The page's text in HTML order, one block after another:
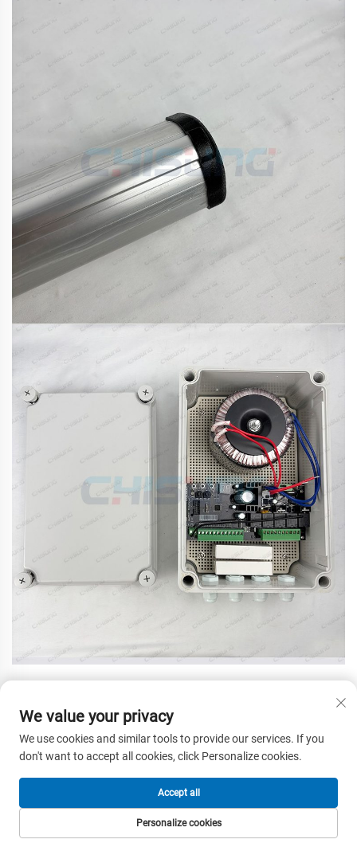
Design dell'albero antiscuotimento con bloccaggio
automatico
Albero di bloccaggio automatico rinforzato in acciaio che
blocca saldamente il cancello, resistendo efficacemente
alle scosse causate dal vento e offrendo una stabilità
superiore rispetto ai comuni attuatori per cancelli a braccio.
We value your privacy
We use cookies and similar tools to provide our services. If you
don't want to accept all cookies, click Personalize cookies.
Personalize cookies
Accept all